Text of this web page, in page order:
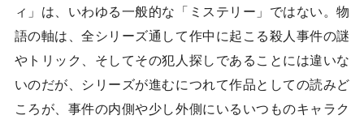
ィ」は、いわゆる一般的な「ミステリー」ではない。物
語の軸は、全シリーズ通して作中に起こる殺人事件の謎
やトリック、そしてその犯人探しであることには違いな
いのだが、シリーズが進むにつれて作品としての読みど
ころが、事件の内側や少し外側にいるいつものキャラク